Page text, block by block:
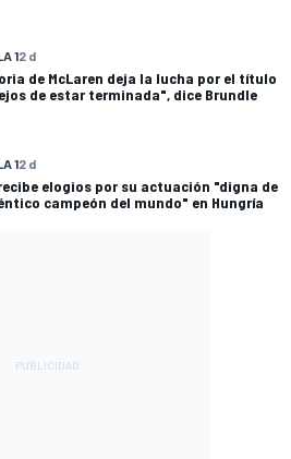
12 d
de McLaren deja la lucha por el título
de estar terminada", dice Brundle
12 d
elogios por su actuación "digna de
campeón del mundo" en Hungría